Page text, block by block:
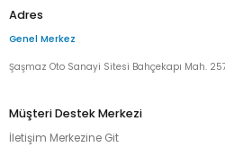
Adres
Genel Merkez
Şaşmaz Oto Sanayi Sitesi Bahçekapı Mah.
Müşteri Destek Merkezi
İletişim Merkezine Git